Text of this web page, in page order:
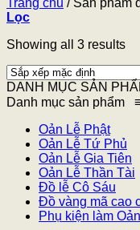
Trang chủ /Sản phẩm
Lọc
Showing all 3 results
DANH MỤC SẢN
Danh mục sản phẩm
Oản Lễ Phật
Oản Lễ Tứ Phủ
Oản Lễ Gia Tiên
Oản Lễ Thần Tài
Đồ lễ Cô Sáu
Đồ vàng mã cao
Phụ kiện làm Oản